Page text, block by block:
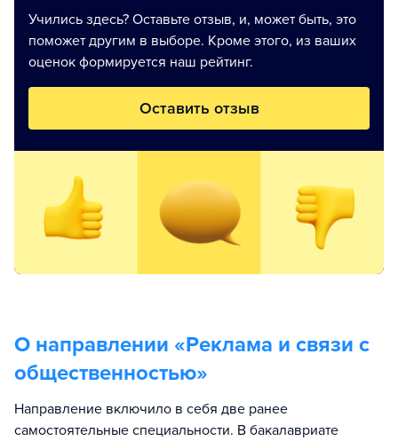
Учились здесь? Оставьте отзыв, и, может быть, это
поможет другим в выборе. Кроме этого, из ваших
оценок формируется наш рейтинг.
Оставить отзыв
О направлении «Реклама и связи с
общественностью»
Направление включило в себя две ранее
самостоятельные специальности. В бакалавриате